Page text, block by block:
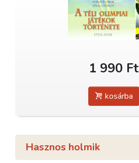
1 990 Ft
kosárba
Hasznos holmik